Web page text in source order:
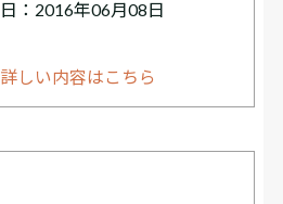
日：2016年06月08日
詳しい内容はこちら